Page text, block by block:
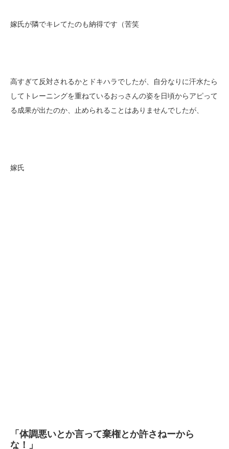
嫁氏が隣でキレてたのも納得です（苦笑
高すぎて反対されるかとドキハラでしたが、自分なりに汗水たら
してトレーニングを重ねているおっさんの姿を日頃からアピって
る成果が出たのか、止められることはありませんでしたが、
嫁氏
「体調悪いとか言って棄権とか許さねーから
な！」